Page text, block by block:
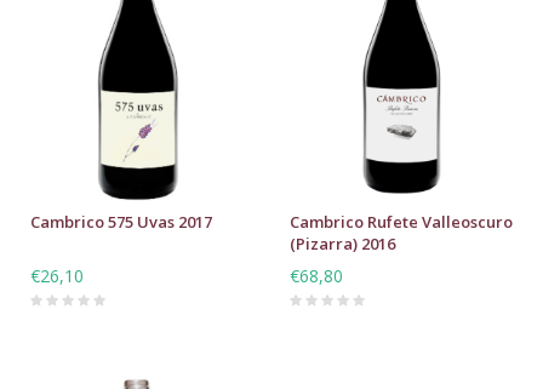
Cambrico 575 Uvas 2017
€26,10
Cambrico Rufete Valleoscuro
(Pizarra) 2016
€68,80